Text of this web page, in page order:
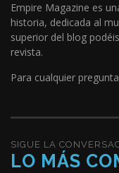
Empire Magazine es
historia, dedicada al
superior del blog
revista.
Para cualquier
SIGUE LA
LO MÁS